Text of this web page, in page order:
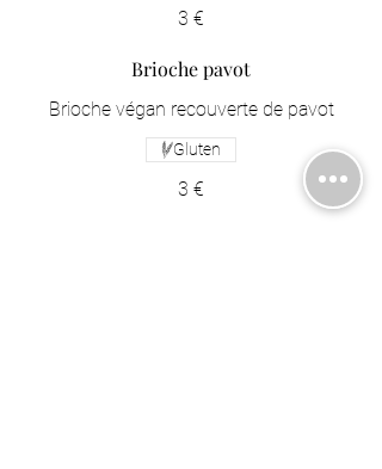
3 €
Brioche pavot
Brioche végan recouverte de pavot
3 €
Gluten